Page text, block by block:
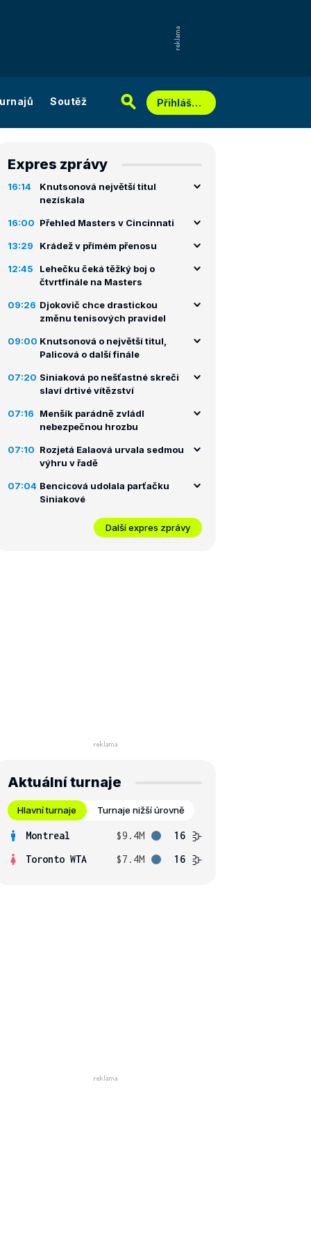
Soutěž Přihlášení
Expres zprávy
16:14
Knutsonová největší titul
nezískala
16:00 Přehled Masters v Cincinnati
13:29 Krádež v přímém přenosu
12:45
Lehečku čeká těžký boj o
čtvrtfinále na Masters
09:26 Djokovič chce drastickou
změnu tenisových pravidel
09:00 Knutsonová o největší titul,
Palicová o další finále
07:20 Siniaková po nešťastné skreči
slaví drtivé vítězství
07:16
Menšík parádně zvládl
nebezpečnou hrozbu
07:10 Rozjetá Ealaová urvala sedmou
výhru v řadě
07:04 Bencicová udolala parťačku
Siniakové
Další expres zprávy
Aktuální turnaje
Hlavní turnaje Turnaje nižší úrovně
Montreal $9.4M
16
Toronto WTA
$7.4M 16